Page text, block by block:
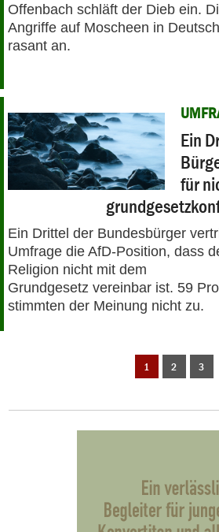
Offenbach schläft der Dieb ein.
Angriffe auf Moscheen in
rasant an.
Ein
für
Ein Drittel der Bundesbürger
Umfrage die AfD-Position, dass
Religion nicht mit dem
Grundgesetz vereinbar ist. 59
stimmten der Meinung nicht zu.
1 2 3